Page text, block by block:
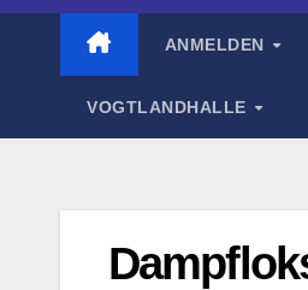
ANMELDEN
VOGTLANDHALLE